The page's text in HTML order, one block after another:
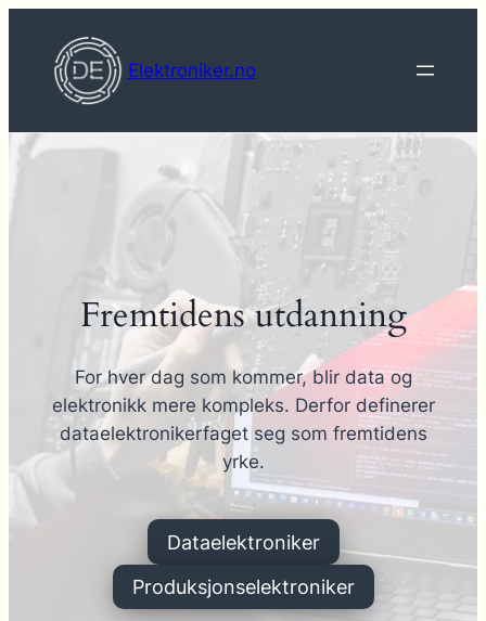
innhold
Elektroniker.no
Fremtidens utdanning
For hver dag som kommer, blir data og
elektronikk mere kompleks. Derfor definerer
dataelektronikerfaget seg som fremtidens
yrke.
Dataelektroniker
Produksjonselektroniker